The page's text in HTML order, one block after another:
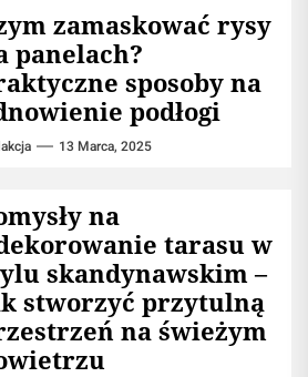
zamaskować rysy
panelach?
sposoby na
podłogi
13 Marca, 2025
na
tarasu w
skandynawskim –
stworzyć przytulną
na świeżym